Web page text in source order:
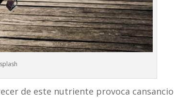
de este nutriente provoca cansancio